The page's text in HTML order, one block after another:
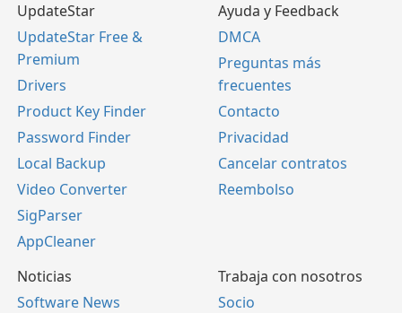
UpdateStar
UpdateStar Free &
Premium
Drivers
Product Key Finder
Password Finder
Local Backup
Video Converter
SigParser
AppCleaner
Ayuda y Feedback
DMCA
Preguntas más
frecuentes
Contacto
Privacidad
Cancelar contratos
Reembolso
Noticias
Software News
Trabaja con nosotros
Socio